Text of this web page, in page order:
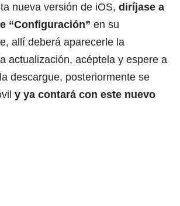
nueva versión de iOS, diríjase a
“Configuración” en su
allí deberá aparecerle la
actualización, acéptela y espere a
descargue, posteriormente se
y ya contará con este nuevo